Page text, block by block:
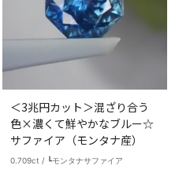
＜3兆円カット＞混ざり合う
色×濃くて鮮やかなブルー☆
サファイア（モンタナ産）
0.709ct / ┗モンタナサファイア